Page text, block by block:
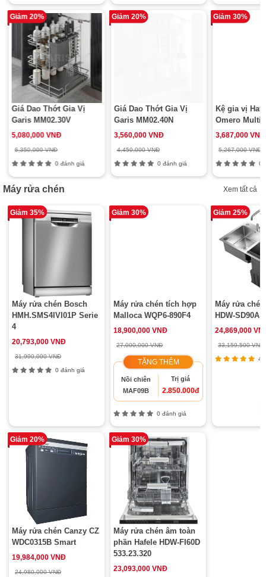
Giảm 20%
Giá Dao Thớt Gia Vị
Garis MM02.30V
5,080,000 VNĐ
6,350,000 VNĐ
0 đánh giá
Giảm 20%
Giá Dao Thớt Gia Vị
Garis MM02.40N
3,560,000 VNĐ
4,450,000 VNĐ
0 đánh giá
Giảm 30%
Kệ gia vị
Omero Multi
3,687,000 VNĐ
5,267,000 VNĐ
0
Máy rửa chén Xem tất cả
Giảm 35%
Máy rửa chén Bosch
HMH.SMS4IVI01P Serie
4
20,793,000 VNĐ
31,990,000 VNĐ
0 đánh giá
Giảm 30%
Máy rửa chén tích hợp
Malloca WQP6-890F4
18,900,000 VNĐ
27,000,000 VNĐ
TẶNG THÊM
Nồi chiên
MAF09B
Trị giá
2.850.000đ
0 đánh giá
Giảm 25%
Máy rửa
HDW-SD90A
24,869,000
33,159,500 VNĐ
4
Giảm 20%
Máy rửa chén Canzy CZ
WDC0315B Smart
19,984,000 VNĐ
24,980,000 VNĐ
Giảm 30%
Máy rửa chén âm toàn
phần Hafele HDW-FI60D
533.23.320
23,093,000 VNĐ